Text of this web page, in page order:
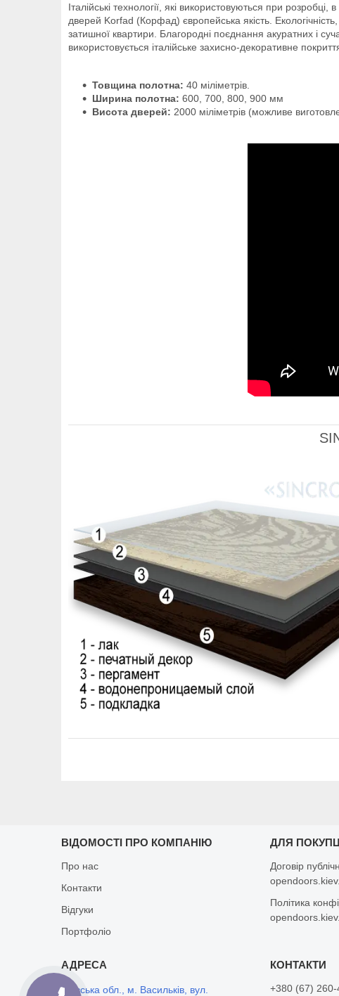
Італійські технології, які використовуються при
дверей Korfad (Корфад) європейська якість.
затишної квартири. Благородні поєднання акуратних і
використовується італійське захисно-декоративне
Товщина полотна: 40 міліметрів.
Ширина полотна: 600, 700, 800, 900 мм
Висота дверей: 2000 міліметрів (можливе
ВІДОМОСТІ ПРО КОМПАНІЮ
Про нас
Контакти
Відгуки
Портфоліо
ДЛЯ
Договір
Політика
Київська обл., м. Васильків, вул. +380 (67) 260-